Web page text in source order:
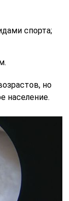
спорта;
но
население.